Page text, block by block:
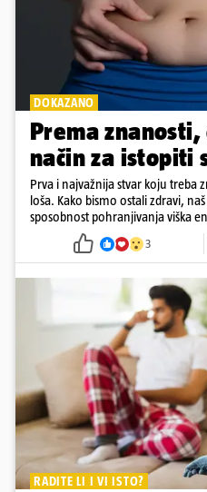
DOKAZANO
Prema
način za istopiti
Prva i najvažnija stvar koju treba
loša. Kako bismo ostali zdravi,
sposobnost pohranjivanja viška
3
RADITE LI I VI ISTO?